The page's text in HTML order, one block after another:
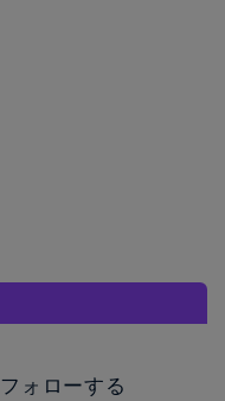
ォローする